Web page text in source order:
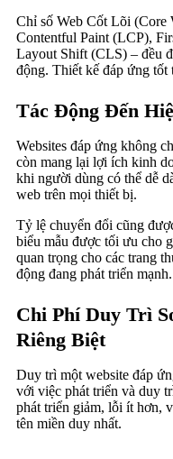
Chỉ số Web Cốt Lõi (Core
Contentful Paint (LCP),
Layout Shift (CLS) – đều
động. Thiết kế đáp ứng tốt
Tác Động Đến
Websites đáp ứng không
còn mang lại lợi ích kinh
khi người dùng có thể dễ
web trên mọi thiết bị.
Tỷ lệ chuyển đổi cũng
biểu mẫu được tối ưu cho
quan trọng cho các trang
động đang phát triển mạnh.
Chi Phí Duy Trì
Riêng Biệt
Duy trì một website đáp
với việc phát triển và duy
phát triển giảm, lỗi ít hơn,
tên miền duy nhất.